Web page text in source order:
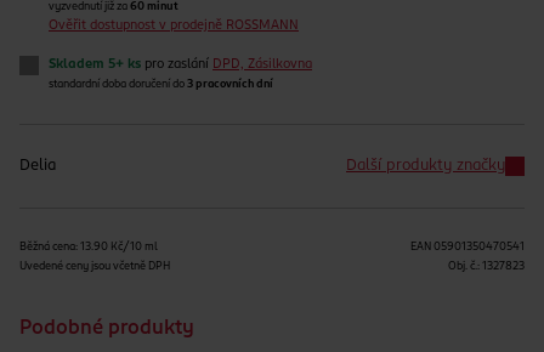
vyzvednutí již za 60 minut
Ověřit dostupnost v prodejně ROSSMANN
Skladem 5+ ks pro zaslání DPD, Zásilkovna
standardní doba doručení do 3 pracovních dní
Delia Další produkty značky
Běžná cena: 13.90 Kč/10 ml
Uvedené ceny jsou včetně DPH
EAN 05901350470541
Obj. č.: 1327823
Podobné produkty